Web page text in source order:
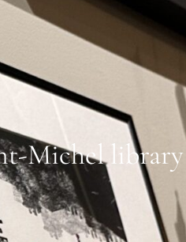
Michel library